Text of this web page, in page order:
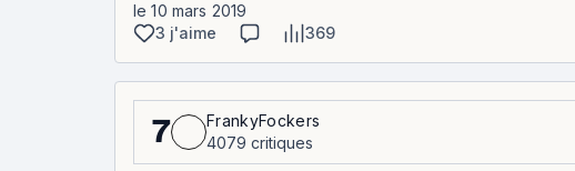
le 10 mars 2019
3 j'aime
369
7
FrankyFockers
4079 critiques